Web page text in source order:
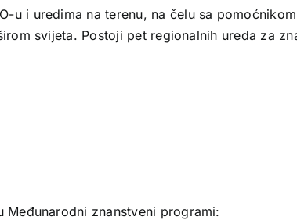
u i uredima na terenu, na čelu sa pomoćnikom
svijeta. Postoji pet regionalnih ureda za
znanstveni programi: